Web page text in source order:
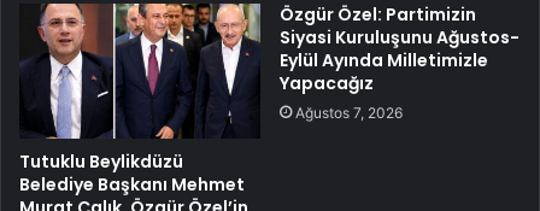
Tutuklu Beylikdüzü
Belediye Başkanı Mehmet
Özgür Özel: Partimizin
Siyasi Kuruluşunu Ağustos-
Eylül Ayında Milletimizle
Yapacağız
Ağustos 7, 2026